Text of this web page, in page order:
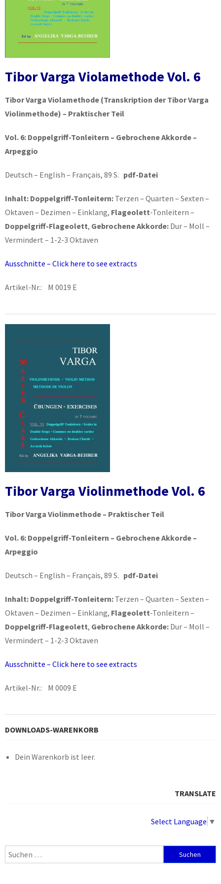
Tibor Varga Violamethode Vol. 6
Tibor Varga Violamethode (Transkription der Tibor Varga
Violinmethode) – Praktischer Teil
Vol. 6: Doppelgriff-Tonleitern – Gebrochene Akkorde –
Arpeggio
Deutsch – English – Français, 89 S. pdf-Datei
Inhalt: Doppelgriff-Tonleitern: Terzen – Quarten – Sexten –
Oktaven – Dezimen – Einklang, Flageolett-Tonleitern –
Doppelgriff-Flageolett, Gebrochene Akkorde: Dur – Moll –
Vermindert – 1-2-3 Oktaven
Ausschnitte – Click here to see extracts
Artikel-Nr.: M 0019 E
Tibor Varga Violinmethode Vol. 6
Tibor Varga Violinmethode – Praktischer Teil
Vol. 6: Doppelgriff-Tonleitern – Gebrochene Akkorde –
Arpeggio
Deutsch – English – Français, 89 S. pdf-Datei
Inhalt: Doppelgriff-Tonleitern: Terzen – Quarten – Sexten –
Oktaven – Dezimen – Einklang, Flageolett-Tonleitern –
Doppelgriff-Flageolett, Gebrochene Akkorde: Dur – Moll –
Vermindert – 1-2-3 Oktaven
Ausschnitte – Click here to see extracts
Artikel-Nr.: M 0009 E
DOWNLOADS-WARENKORB
Dein Warenkorb ist leer.
TRANSLATE
Select Language ▼
Suchen
nach: